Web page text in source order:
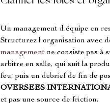
Un management d équipe en
Structurez l organisation avec
management ne consiste pas à
arbitre en salle, qui suit la
feu, puis un debrief de fin de
OVERSEES
et pas une source de friction.